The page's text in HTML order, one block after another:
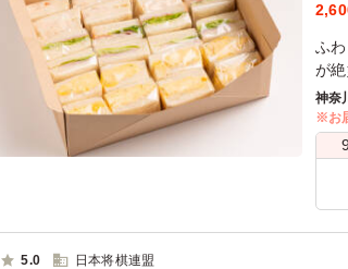
ふ
が
に
※サ
神奈
※お
5.0 日本将棋連盟